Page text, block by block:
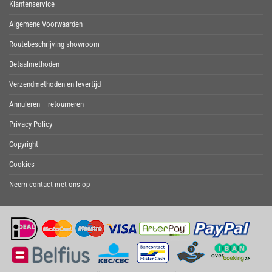
Klantenservice
Algemene Voorwaarden
Routebeschrijving showroom
Betaalmethoden
Verzendmethoden en levertijd
Annuleren – retourneren
Privacy Policy
Copyright
Cookies
Neem contact met ons op